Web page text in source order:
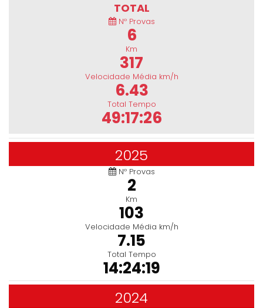
TOTAL
Nº Provas
6
Km
317
Velocidade Média km/h
6.43
Total Tempo
49:17:26
2025
Nº Provas
2
Km
103
Velocidade Média km/h
7.15
Total Tempo
14:24:19
2024